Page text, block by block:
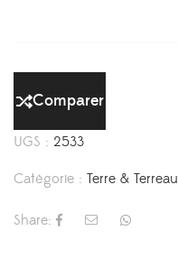
Comparer
UGS : 2533
Catégorie : Terre & Terreau
Share: